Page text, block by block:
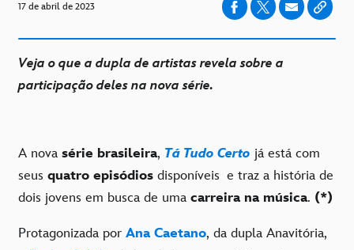
17 de abril de 2023
Veja o que a dupla de artistas revela sobre a
participação deles na nova série.
A nova série brasileira, Tá Tudo Certo já está com
seus quatro episódios disponíveis e traz a história de
dois jovens em busca de uma carreira na música. (*)
Protagonizada por Ana Caetano, da dupla Anavitória,